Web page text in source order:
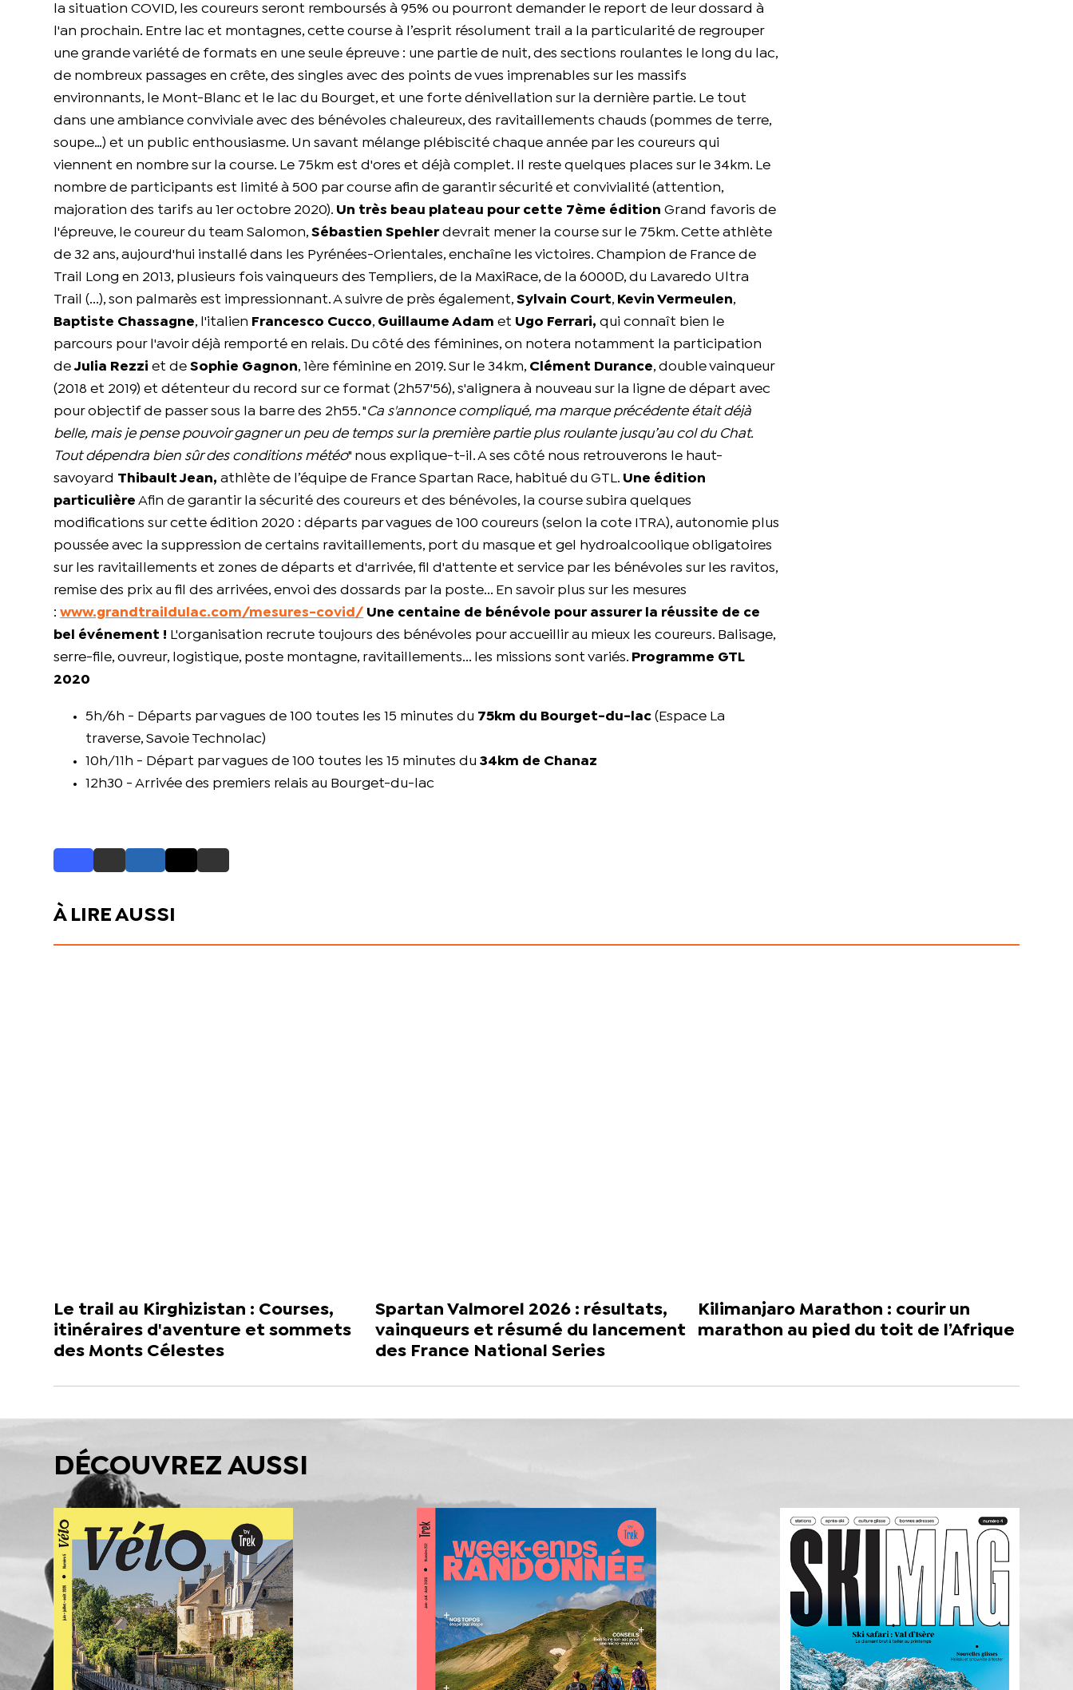
la situation COVID, les coureurs seront remboursés à 95% ou pourront demander le report de leur dossard à
l'an prochain. Entre lac et montagnes, cette course à l’esprit résolument trail a la particularité de regrouper
une grande variété de formats en une seule épreuve : une partie de nuit, des sections roulantes le long du lac,
de nombreux passages en crête, des singles avec des points de vues imprenables sur les massifs
environnants, le Mont-Blanc et le lac du Bourget, et une forte dénivellation sur la dernière partie. Le tout
dans une ambiance conviviale avec des bénévoles chaleureux, des ravitaillements chauds (pommes de terre,
soupe…) et un public enthousiasme. Un savant mélange plébiscité chaque année par les coureurs qui
viennent en nombre sur la course. Le 75km est d'ores et déjà complet. Il reste quelques places sur le 34km. Le
nombre de participants est limité à 500 par course afin de garantir sécurité et convivialité (attention,
majoration des tarifs au 1er octobre 2020). Un très beau plateau pour cette 7ème édition Grand favoris de
l'épreuve, le coureur du team Salomon,Sébastien Spehlerdevrait mener la course sur le 75km. Cette athlète
de 32 ans, aujourd'hui installé dans les Pyrénées-Orientales, enchaîne les victoires. Champion de France de
Trail Long en 2013, plusieurs fois vainqueurs des Templiers, de la MaxiRace, de la 6000D, du Lavaredo Ultra
Trail (...), son palmarès est impressionnant. A suivre de près également,Sylvain Court, Kevin Vermeulen,
Baptiste Chassagne, l'italien Francesco Cucco, Guillaume Adam et Ugo Ferrari,qui connaît bien le
parcours pour l'avoir déjà remporté en relais. Du côté des féminines, on notera notamment la participation
deJulia Rezzi et deSophie Gagnon, 1ère féminine en 2019. Sur le 34km, Clément Durance, double vainqueur
(2018 et 2019) et détenteur du record sur ce format (2h57'56), s'alignera à nouveau sur la ligne de départ avec
pour objectif de passer sous la barre des 2h55. " Ca s'annonce compliqué, ma marque précédente était déjà
belle, mais je pense pouvoir gagner un peu de temps sur la première partie plus roulante jusqu’au col du Chat.
Tout dépendra bien sûr des conditions météo" nous explique-t-il. A ses côté nous retrouverons le haut-
savoyard Thibault Jean,athlète de l’équipe de France Spartan Race, habitué du GTL. Une édition
particulière Afin de garantir la sécurité des coureurs et des bénévoles, la course subira quelques
modifications sur cette édition 2020 : départs par vagues de 100 coureurs (selon la cote ITRA), autonomie plus
poussée avec la suppression de certains ravitaillements, port du masque et gel hydroalcoolique obligatoires
sur les ravitaillements et zones de départs et d'arrivée, fil d'attente et service par les bénévoles sur les ravitos,
remise des prix au fil des arrivées, envoi des dossards par la poste... En savoir plus sur les mesures
:www.grandtraildulac.com/mesures-covid/ Une centaine de bénévole pour assurer la réussite de ce
bel événement ! L'organisation recrute toujours des bénévoles pour accueillir au mieux les coureurs. Balisage,
serre-file, ouvreur, logistique, poste montagne, ravitaillements... les missions sont variés. Programme GTL
2020
5h/6h - Départs par vagues de 100 toutes les 15 minutes du 75km du Bourget-du-lac (Espace La
traverse, Savoie Technolac)
10h/11h - Départ par vagues de 100 toutes les 15 minutes du34km de Chanaz
12h30 - Arrivée des premiers relais au Bourget-du-lac
À LIRE AUSSI
Le trail au Kirghizistan : Courses,
itinéraires d'aventure et sommets
des Monts Célestes
Spartan Valmorel 2026 : résultats,
vainqueurs et résumé du lancement
des France National Series
Kilimanjaro Marathon : courir un
marathon au pied du toit de l’Afrique
DÉCOUVREZ AUSSI